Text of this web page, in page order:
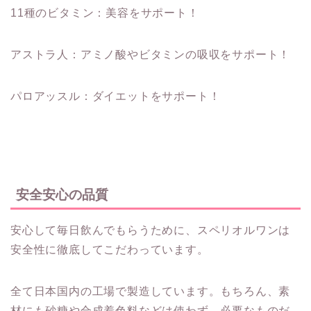
11種のビタミン：美容をサポート！
アストラ人：アミノ酸やビタミンの吸収をサポート！
パロアッスル：ダイエットをサポート！
安全安心の品質
安心して毎日飲んでもらうために、スペリオルワンは
安全性に徹底してこだわっています。
全て日本国内の工場で製造しています。もちろん、素